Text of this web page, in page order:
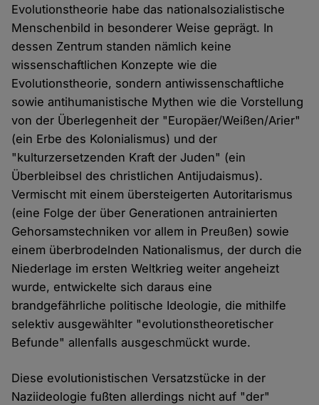
Evolutionstheorie habe das nationalsozialistische
Menschenbild in besonderer Weise geprägt. In
dessen Zentrum standen nämlich keine
wissenschaftlichen Konzepte wie die
Evolutionstheorie, sondern antiwissenschaftliche
sowie antihumanistische Mythen wie die Vorstellung
von der Überlegenheit der "Europäer/Weißen/Arier"
(ein Erbe des Kolonialismus) und der
"kulturzersetzenden Kraft der Juden" (ein
Überbleibsel des christlichen Antijudaismus).
Vermischt mit einem übersteigerten Autoritarismus
(eine Folge der über Generationen antrainierten
Gehorsamstechniken vor allem in Preußen) sowie
einem überbrodelnden Nationalismus, der durch die
Niederlage im ersten Weltkrieg weiter angeheizt
wurde, entwickelte sich daraus eine
brandgefährliche politische Ideologie, die mithilfe
selektiv ausgewählter "evolutionstheoretischer
Befunde" allenfalls ausgeschmückt wurde.
Diese evolutionistischen Versatzstücke in der
Naziideologie fußten allerdings nicht auf "der"